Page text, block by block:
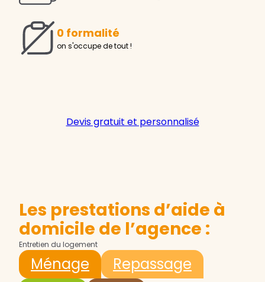
0 formalité
on s'occupe de tout !
Devis gratuit et personnalisé
Les prestations d’aide à
domicile de l’agence :
Entretien du logement
Ménage
Repassage